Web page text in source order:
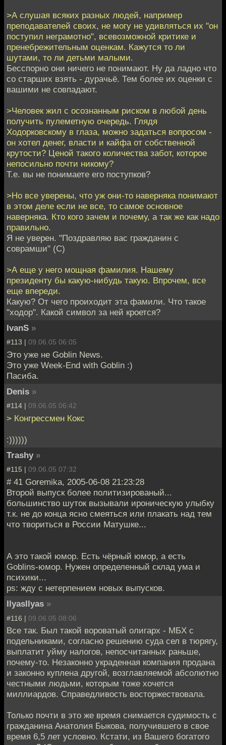
>А слушая всяких разных людей, например
преподавателей своих, не могу не удивляться их "он
поступил неграмотно", всевозможной критике и
пренебрежительным оценкам. Кажутся то ли
шутами, то ли детьми малыми.
Бесспорно они ничего не понимают. Ну да ладно что
со старших взять - дурачьё. Тем более их оценки с
вашими не совпадают.
>Человек жил с осознанным риском в любой день
получить пулеметную очередь. Глядя
Ходорковскому в глаза, можно задаться вопросом -
он хотел денег, власти и кайфа от собственной
крутости? Ценой такого количества забот, которое
непосильно почти никому?
Т.е. вы не понимаете его поступков?
>Но все уверены, что уж они-то наверняка понимают
в этом деле если не все, то самое основное
наверняка. Кто кого зачем и почему, а так же как надо
правильно.
Я не уверен. "Поздравляю вас гражданин с
соврамши" (С)
>А еще у него мощная фамилия. Нашему
президенту бы какую-нибудь такую. Впрочем, все
еще впереди.
Какую? От чего проиходит эта фамили. Что такое
"ходор". Какой символ за ней кроется?
IvanS »
#113 | 09.06.05 06:05
Это уже не Goblin News.
Это уже Week-End with Goblin :)
Пасиба.
Denis »
#114 | 09.06.05 06:42
> Конгрессмен Кокс
:))))))
Trashy »
#115 | 09.06.05 07:32
# 41 Goremika, 2005-06-08 21:23:28
Второй выпуск более политизированый...
большинство шуток вызывали ироническую улыбку
т.к. не до конца ясно смеяться или плакать над тем
что твориться в России Матушке...
А это такой юмор. Есть чёрный юмор, а есть
Goblins-юмор. Нужен определенный склад ума и
психики...
ps: жду с нетерпением новых выпусков.
IlyasIlyas »
#116 | 09.06.05 08:06
Все так. Был такой вороватый олигарх - МБХ с
подельниками, согласно решению суда сел в тюрягу,
выплатит уйму налогов, непосчитанных раньше,
почему-то. Незаконно украденная компания продана
и законно куплена другой, возглавляемой абсолютно
честными людьми, которым тоже хочется
миллиардов. Справедливость восторжествовала.
Только почти в это же время снимается судимость с
гражданина Анатолия Быкова, получившего в свое
время 6,5 лет условно. Кстати, из Вашего богатого